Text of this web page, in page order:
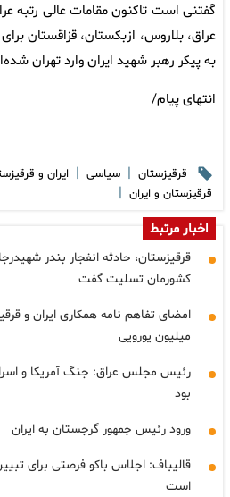
گفتنی است تاکنون مقامات عالی رتبه
عراق، بلاروس، ازبکستان، قزاقستان
به پیکر رهبر شهید ایران وارد تهران
انتهای پیام/
قرقیزستان | سیاسی | ایران و
قرقیزستان و ایران |
اخبار مرتبط
قرقیزستان، حادثه انفجار بندر
کشورمان تسلیت گفت
میلیون یورویی
رئیس مجلس عراق: جنگ آمریکا و
بود
ورود رئیس جمهور گرجستان به ایران
قالیباف: اجلاس باکو فرصتی برای
است